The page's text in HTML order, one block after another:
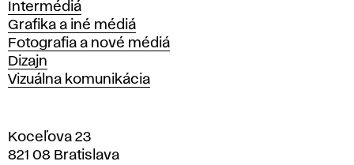
Intermédiá
Grafika a iné médiá
Fotografia a nové médiá
Dizajn
Vizuálna komunikácia
Koceľova 23
821 08 Bratislava